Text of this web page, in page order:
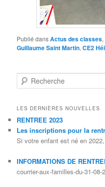
Publié dansActus des classes,
Guillaume Saint Martin,CE2
Recherche
LES DERNIÈRES NOUVELLES
RENTREE 2023
Les inscriptions pour la
Si votre enfant est né en
INFORMATIONS DE
courrier-aux-familles-du-31-08-